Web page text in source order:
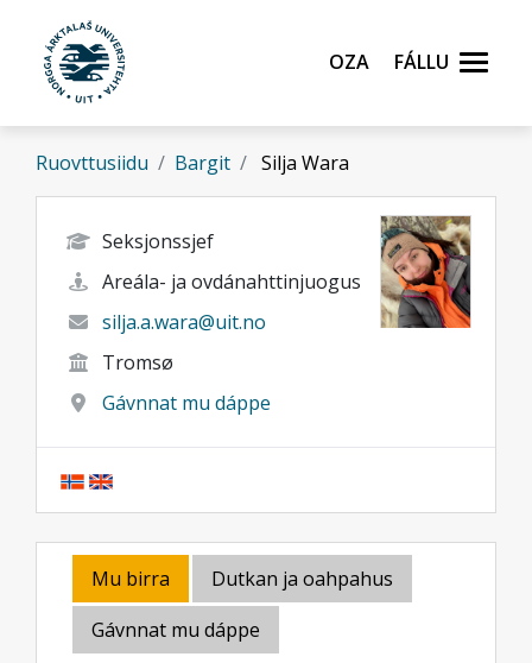
Gå til hovedinnhold
Oza
Fállu
Ruovttusiidu Bargit Silja Wara
Seksjonssjef
Areála- ja ovdánahttinjuogus
silja.a.wara@uit.no
Tromsø
Gávnnat mu dáppe
Mu birra
Dutkan ja oahpahus
Gávnnat mu dáppe